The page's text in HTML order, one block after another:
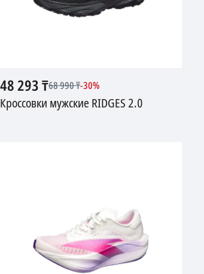
48 293₸68 990₸-30%
Кроссовки мужские RIDGES 2.0